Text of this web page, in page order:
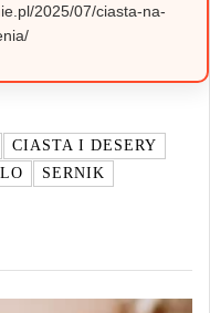
2025/07/ciasta-na-
CIASTA I DESERY
SERNIK